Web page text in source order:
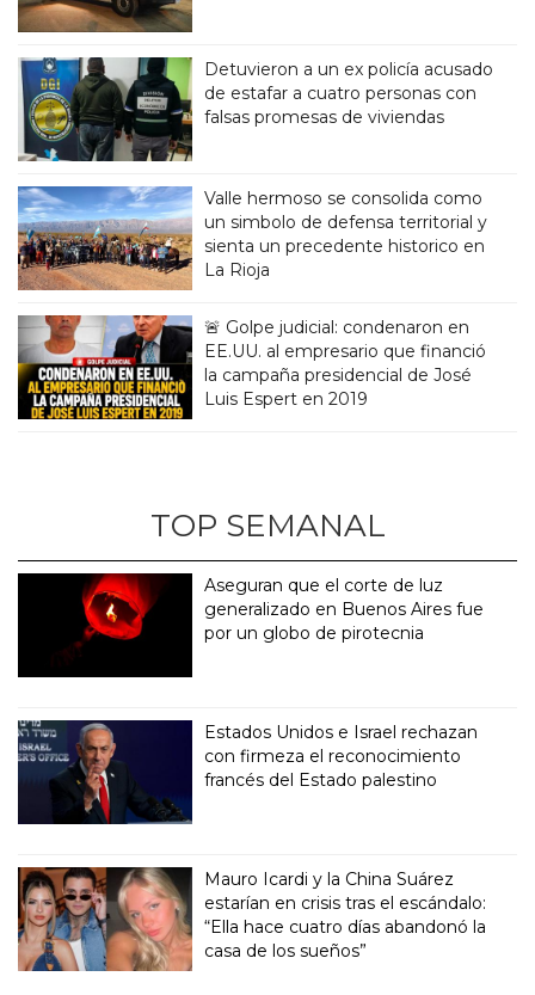
Detuvieron a un ex policía acusado
de estafar a cuatro personas con
falsas promesas de viviendas
Valle hermoso se consolida como
un simbolo de defensa territorial y
sienta un precedente historico en
La Rioja
🚨 Golpe judicial: condenaron en
EE.UU. al empresario que financió
la campaña presidencial de José
Luis Espert en 2019
TOP SEMANAL
Aseguran que el corte de luz
generalizado en Buenos Aires fue
por un globo de pirotecnia
Estados Unidos e Israel rechazan
con firmeza el reconocimiento
francés del Estado palestino
Mauro Icardi y la China Suárez
estarían en crisis tras el escándalo:
“Ella hace cuatro días abandonó la
casa de los sueños”